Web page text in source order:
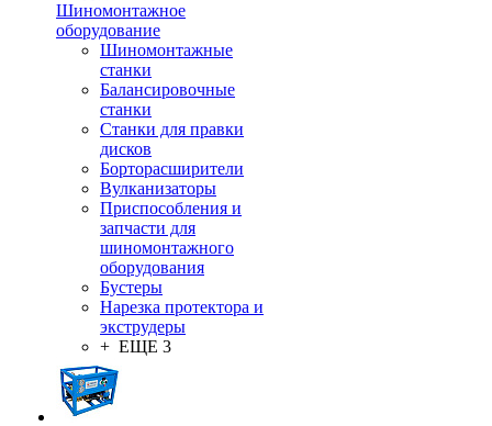
Шиномонтажное
оборудование
Шиномонтажные
станки
Балансировочные
станки
Станки для правки
дисков
Борторасширители
Вулканизаторы
Приспособления и
запчасти для
шиномонтажного
оборудования
Бустеры
Нарезка протектора и
экструдеры
+ ЕЩЕ 3